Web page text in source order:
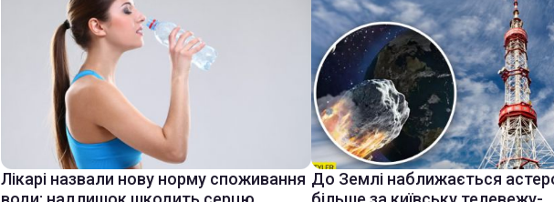
Лікарі назвали нову норму споживання До Землі наближається